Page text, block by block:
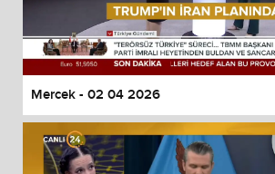
Mercek - 02 04 2026